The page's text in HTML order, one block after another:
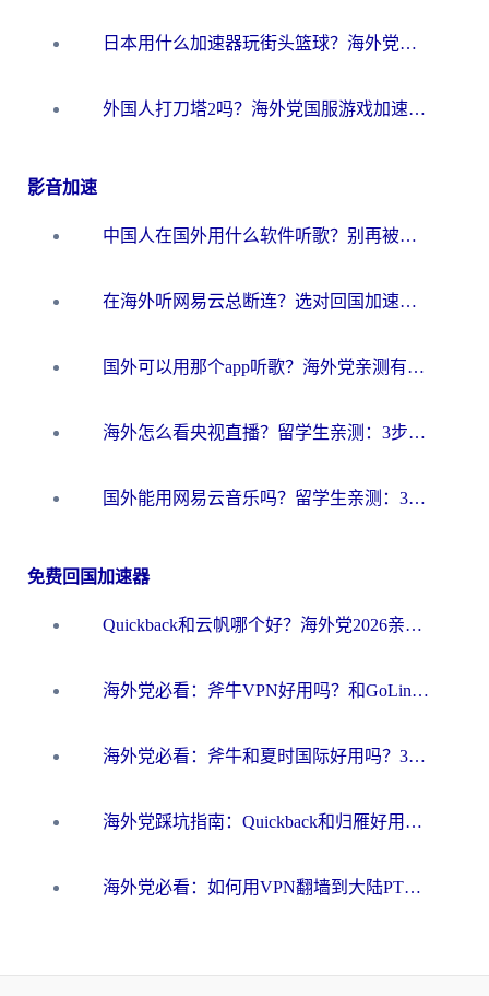
日本用什么加速器玩街头篮球？海外党国服游戏不卡顿的终极攻略
外国人打刀塔2吗？海外党国服游戏加速避坑全攻略
影音加速
中国人在国外用什么软件听歌？别再被地域限制卡脖子，这篇教你轻松解锁国内音乐库
在海外听网易云总断连？选对回国加速器，告别地区限制和卡顿
国外可以用那个app听歌？海外党亲测有效的回国加速方案，轻松听国内音乐听书
海外怎么看央视直播？留学生亲测：3步解决版权限制+追剧自由
国外能用网易云音乐吗？留学生亲测：3步解决海外听歌难题
免费回国加速器
Quickback和云帆哪个好？海外党2026亲测指南：选对加速器大陆工具，无缝刷国内剧玩国服
海外党必看：斧牛VPN好用吗？和GoLinkVPN对比哪个回国效果更好？
海外党必看：斧牛和夏时国际好用吗？3步选对回国加速器，无缝刷国内资源
海外党踩坑指南：Quickback和归雁好用吗？选对加速器才能无缝刷国内资源
海外党必看：如何用VPN翻墙到大陆PTT？一篇解决你所有回国加速痛点